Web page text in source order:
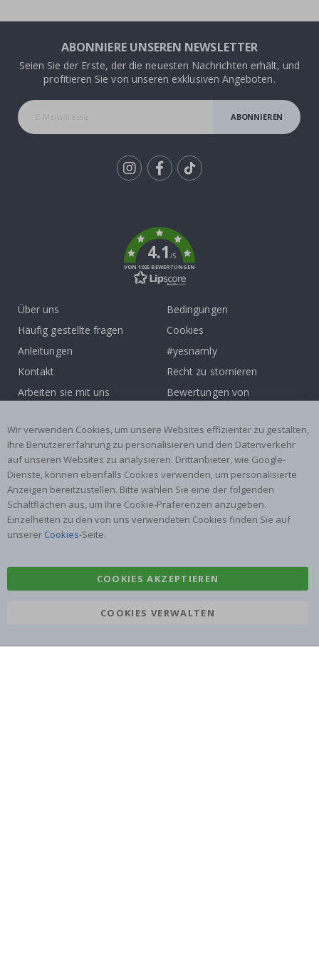
ABONNIERE UNSEREN NEWSLETTER
Seien Sie der Erste, der die neuesten Nachrichten erhält, und
profitieren Sie von unseren exklusiven Angeboten.
ABONNIEREN
4.1/5
VON 1025 BEWERTUNGEN
Über uns
Häufig gestellte fragen
Anleitungen
Kontakt
Arbeiten sie mit uns
Inspiration
Bedingungen
Cookies
#yesnamly
Recht zu stornieren
Bewertungen von
Beliebte Kategorien
Namensaufkleber
Wandtattoos
Fliesenaufkleber
Poster
Aufkleber
Wir verwenden Cookies, um unsere Websites effizienter zu gestalten,
Ihre Benutzererfahrung zu personalisieren und den Datenverkehr
auf unseren Websites zu analysieren. Drittanbieter, wie Google-
Dienste, können ebenfalls Cookies verwenden, um personalisierte
Anzeigen bereitzustellen. Bitte wählen Sie eine der folgenden
Schaltflächen aus, um Ihre Cookie-Präferenzen anzugeben.
Einzelheiten zu den von uns verwendeten Cookies finden Sie auf
unserer Cookies-Seite.
COOKIES AKZEPTIEREN
COOKIES VERWALTEN